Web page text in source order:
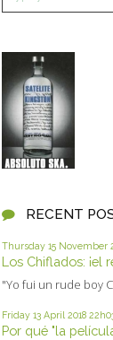
RECENT
Thursday 15 November
Los Chiflados: ¡el
"Yo fui un rude boy
Friday 13 April 2018
Por qué "la